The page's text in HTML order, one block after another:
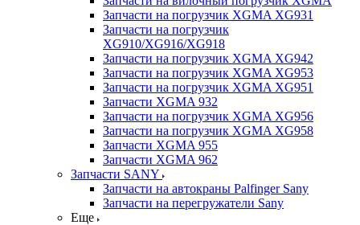
Запчасти на погрузчик XGMA XG931
Запчасти на погрузчик
XG910/XG916/XG918
Запчасти на погрузчик XGMA XG942
Запчасти на погрузчик XGMA XG953
Запчасти на погрузчик XGMA XG951
Запчасти XGMA 932
Запчасти на погрузчик XGMA XG956
Запчасти на погрузчик XGMA XG958
Запчасти XGMA 955
Запчасти XGMA 962
Запчасти SANY
Запчасти на автокраны Palfinger Sany
Запчасти на перегружатели Sany
Еще